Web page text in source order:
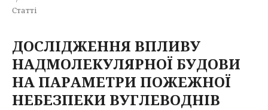
Статті
ДОСЛІДЖЕННЯ ВПЛИВУ
НАДМОЛЕКУЛЯРНОЇ БУДОВИ
НА ПАРАМЕТРИ ПОЖЕЖНОЇ
НЕБЕЗПЕКИ ВУГЛЕВОДНІВ